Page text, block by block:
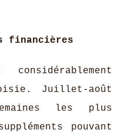
financières
Juillet-août
les plus
pouvant